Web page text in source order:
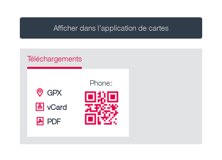
Afficher dans l’application de cartes
Téléchargements
GPX
vCard
PDF
Phone: